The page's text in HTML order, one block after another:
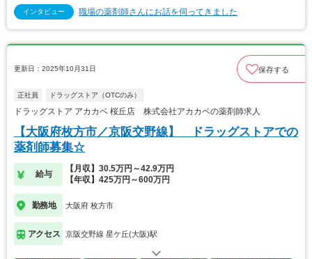
インタビュー 職場の薬剤師さんにお話を伺ってきました
更新日：2025年10月31日 保存する
正社員 ドラッグストア（OTCのみ）
ドラッグストア アカカベ 桜丘店 株式会社アカカベの薬剤師求人
【大阪府枚方市／京阪交野線】 ドラッグストアでの
薬剤師募集☆
給与
【月収】30.5万円～42.9万円
【年収】425万円～600万円
勤務地 大阪府 枚方市
アクセス 京阪交野線 星ケ丘(大阪)駅